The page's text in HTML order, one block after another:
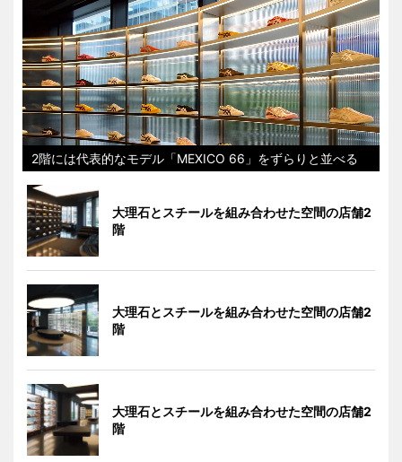
2階には代表的なモデル「MEXICO 66」をずらりと並べる
大理石とスチールを組み合わせた空間の店舗2
階
大理石とスチールを組み合わせた空間の店舗2
階
大理石とスチールを組み合わせた空間の店舗2
階